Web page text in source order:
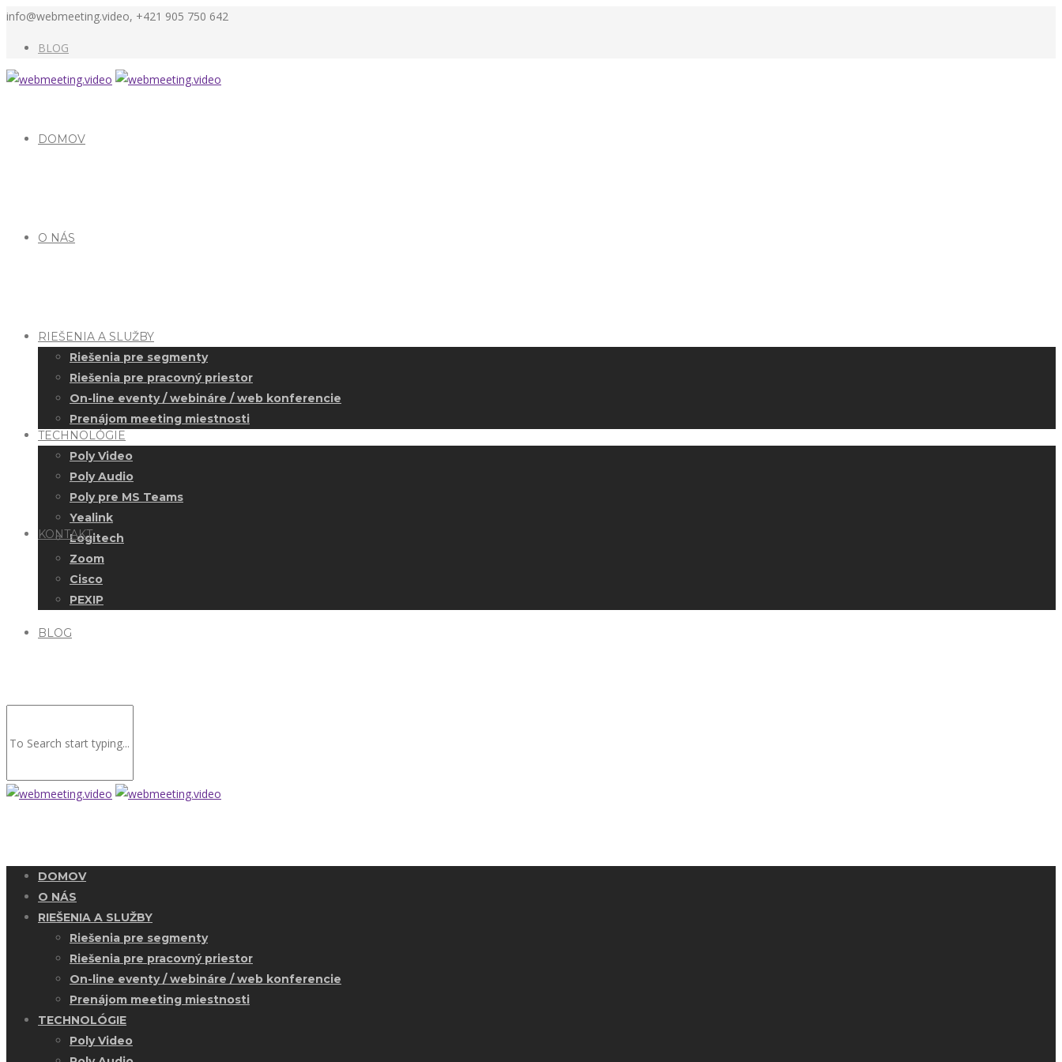
info@webmeeting.video, +421 905 750 642
BLOG
DOMOV
O NÁS
RIEŠENIA A SLUŽBY
Riešenia pre segmenty
Riešenia pre pracovný priestor
On-line eventy / webináre / web konferencie
Prenájom meeting miestnosti
TECHNOLÓGIE
Poly Video
Poly Audio
Poly pre MS Teams
Yealink
Logitech
Zoom
Cisco
PEXIP
KONTAKT
BLOG
DOMOV
O NÁS
RIEŠENIA A SLUŽBY
Riešenia pre segmenty
Riešenia pre pracovný priestor
On-line eventy / webináre / web konferencie
Prenájom meeting miestnosti
TECHNOLÓGIE
Poly Video